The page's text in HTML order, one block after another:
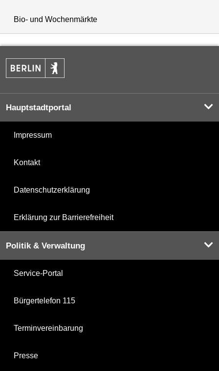
Bio- und Wochenmärkte
Hauptstadtportal
Impressum
Kontakt
Datenschutzerklärung
Erklärung zur Barrierefreiheit
Politik & Verwaltung
Service-Portal
Bürgertelefon 115
Terminvereinbarung
Presse